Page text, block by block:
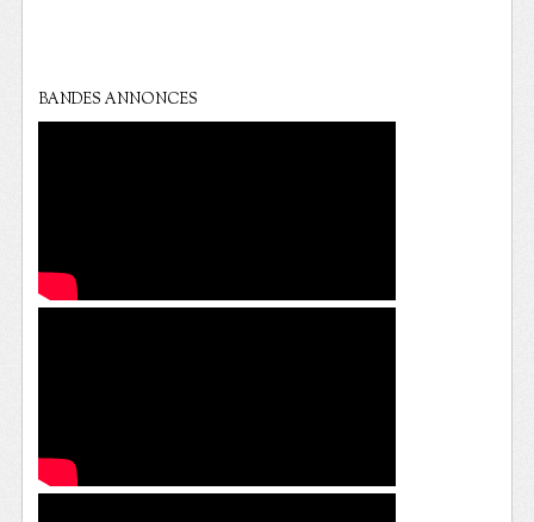
BANDES ANNONCES